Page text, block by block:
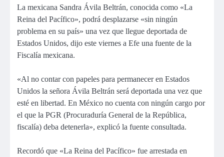
La mexicana Sandra Ávila Beltrán, conocida como «La
Reina del Pacífico», podrá desplazarse «sin ningún
problema en su país» una vez que llegue deportada de
Estados Unidos, dijo este viernes a Efe una fuente de la
Fiscalía mexicana.
«Al no contar con papeles para permanecer en Estados
Unidos la señora Ávila Beltrán será deportada una vez que
esté en libertad. En México no cuenta con ningún cargo por
el que la PGR (Procuraduría General de la República,
fiscalía) deba detenerla», explicó la fuente consultada.
Recordó que «La Reina del Pacífico» fue arrestada en